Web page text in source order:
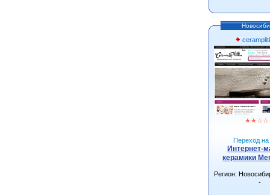
★★☆☆
Переход на
Интернет-
керамики
Регион:
-